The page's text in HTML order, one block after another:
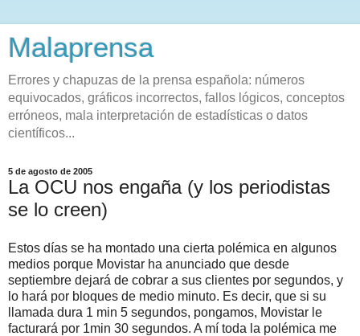
Malaprensa
Errores y chapuzas de la prensa española: números
equivocados, gráficos incorrectos, fallos lógicos, conceptos
erróneos, mala interpretación de estadísticas o datos
científicos...
5 de agosto de 2005
La OCU nos engaña (y los periodistas
se lo creen)
Estos días se ha montado una cierta polémica en algunos
medios porque Movistar ha anunciado que desde
septiembre dejará de cobrar a sus clientes por segundos, y
lo hará por bloques de medio minuto. Es decir, que si su
llamada dura 1 min 5 segundos, pongamos, Movistar le
facturará por 1min 30 segundos. A mí toda la polémica me